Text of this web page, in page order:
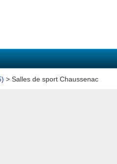
> Salles de sport Chaussenac